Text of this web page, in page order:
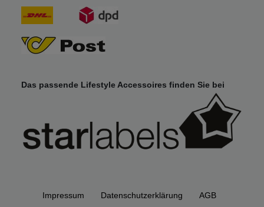
Das passende Lifestyle Accessoires finden Sie bei
Impressum Daten­schutz­erklärung AGB